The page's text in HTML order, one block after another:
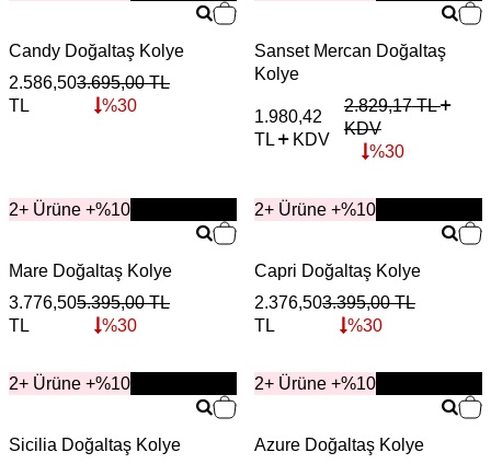
Candy Doğaltaş Kolye
2.586,50
TL
3.695,00TL
%30
Sanset Mercan Doğaltaş
Kolye
1.980,42
TL
KDV
2.829,17TL
KDV
%30
2+ Ürüne +%10
YENİ
Mare Doğaltaş Kolye
3.776,50
TL
5.395,00TL
%30
2+ Ürüne +%10
YENİ
Capri Doğaltaş Kolye
2.376,50
TL
3.395,00TL
%30
2+ Ürüne +%10
YENİ
Sicilia Doğaltaş Kolye
2+ Ürüne +%10
YENİ
Azure Doğaltaş Kolye